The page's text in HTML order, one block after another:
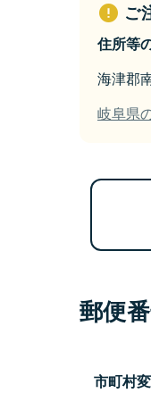
ご
住所等
海津郡
岐阜県
郵便
市町村